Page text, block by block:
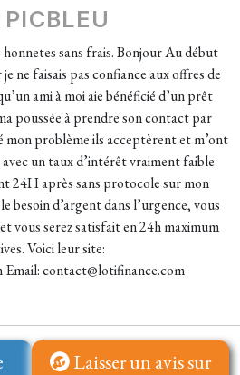
sans frais. Bonjour Au début
ne faisais pas confiance aux offres de
ami à moi aie bénéficié d’un prêt
poussée à prendre son contact par
mon problème ils acceptèrent et m’ont
un taux d’intérêt vraiment faible
24H après sans protocole sur mon
besoin d’argent dans l’urgence, vous
vous serez satisfait en 24h maximum
Voici leur site:
contact@lotifinance.com
Laisser un avis sur